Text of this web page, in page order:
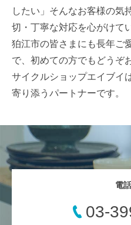
したい」そんなお客様の気
切・丁寧な対応を心がけて
狛江市の皆さまにも長年ご
で、初めての方でもどうぞ
サイクルショップエイブイ
寄り添うパートナーです。
電
03-